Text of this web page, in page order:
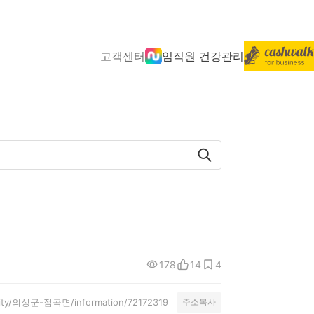
고객센터 임직원 건강관리
178 14 4
의성군-점곡면/information/72172319 주소복사